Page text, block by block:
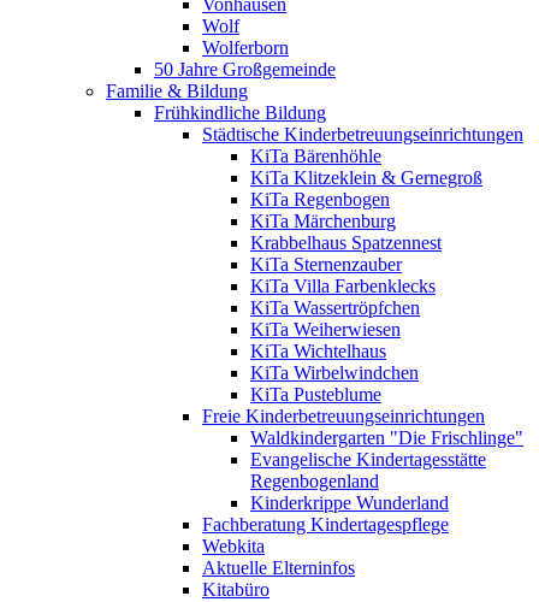
Vonhausen
Wolf
Wolferborn
50 Jahre Großgemeinde
Familie & Bildung
Frühkindliche Bildung
Städtische Kinderbetreuungseinrichtungen
KiTa Bärenhöhle
KiTa Klitzeklein & Gernegroß
KiTa Regenbogen
KiTa Märchenburg
Krabbelhaus Spatzennest
KiTa Sternenzauber
KiTa Villa Farbenklecks
KiTa Wassertröpfchen
KiTa Weiherwiesen
KiTa Wichtelhaus
KiTa Wirbelwindchen
KiTa Pusteblume
Freie Kinderbetreuungseinrichtungen
Waldkindergarten "Die Frischlinge"
Evangelische Kindertagesstätte
Regenbogenland
Kinderkrippe Wunderland
Fachberatung Kindertagespflege
Webkita
Aktuelle Elterninfos
Kitabüro